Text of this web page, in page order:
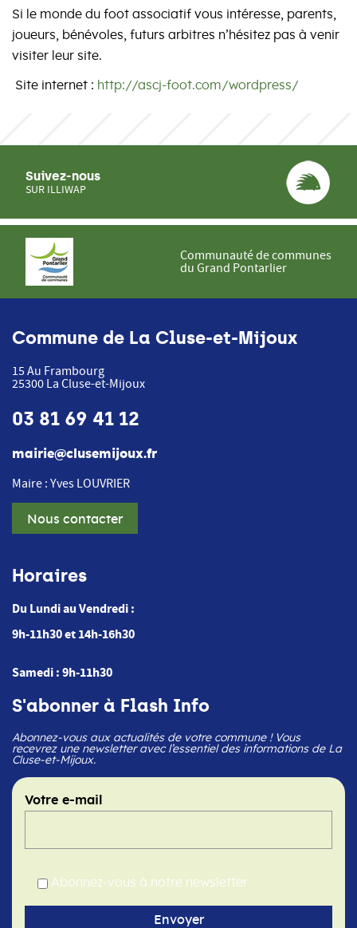
Si le monde du foot associatif vous intéresse, parents,
joueurs, bénévoles, futurs arbitres n’hésitez pas à venir
visiter leur site.
Site internet : http://ascj-foot.com/wordpress/
Suivez-nous
SUR ILLIWAP
Communauté de communes
du Grand Pontarlier
Commune de La Cluse-et-Mijoux
15 Au Frambourg
25300 La Cluse-et-Mijoux
03 81 69 41 12
mairie@clusemijoux.fr
Maire : Yves LOUVRIER
Nous contacter
Horaires
Du Lundi au Vendredi :
9h-11h30 et 14h-16h30
Samedi : 9h-11h30
S'abonner à Flash Info
Abonnez-vous aux actualités de votre commune ! Vous
recevrez une newsletter avec l’essentiel des informations de La
Cluse-et-Mijoux.
Votre e-mail
Abonnez-vous à notre newsletter